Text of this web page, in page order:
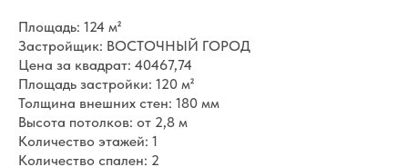
Площадь: 124 м²
Застройщик: ВОСТОЧНЫЙ ГОРОД
Цена за квадрат: 40467,74
Площадь застройки: 120 м²
Толщина внешних стен: 180 мм
Высота потолков: от 2,8 м
Количество этажей: 1
Количество спален: 2